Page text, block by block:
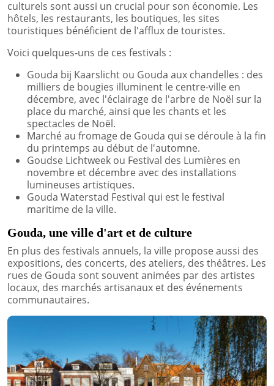
culturels sont aussi un crucial pour son économie. Les
hôtels, les restaurants, les boutiques, les sites
touristiques bénéficient de l'afflux de touristes.
Voici quelques-uns de ces festivals :
Gouda bij Kaarslicht ou Gouda aux chandelles : des
milliers de bougies illuminent le centre-ville en
décembre, avec l'éclairage de l'arbre de Noël sur la
place du marché, ainsi que les chants et les
spectacles de Noël.
Marché au fromage de Gouda qui se déroule à la fin
du printemps au début de l'automne.
Goudse Lichtweek ou Festival des Lumières en
novembre et décembre avec des installations
lumineuses artistiques.
Gouda Waterstad Festival qui est le festival
maritime de la ville.
Gouda, une ville d'art et de culture
En plus des festivals annuels, la ville propose aussi des
expositions, des concerts, des ateliers, des théâtres. Les
rues de Gouda sont souvent animées par des artistes
locaux, des marchés artisanaux et des événements
communautaires.